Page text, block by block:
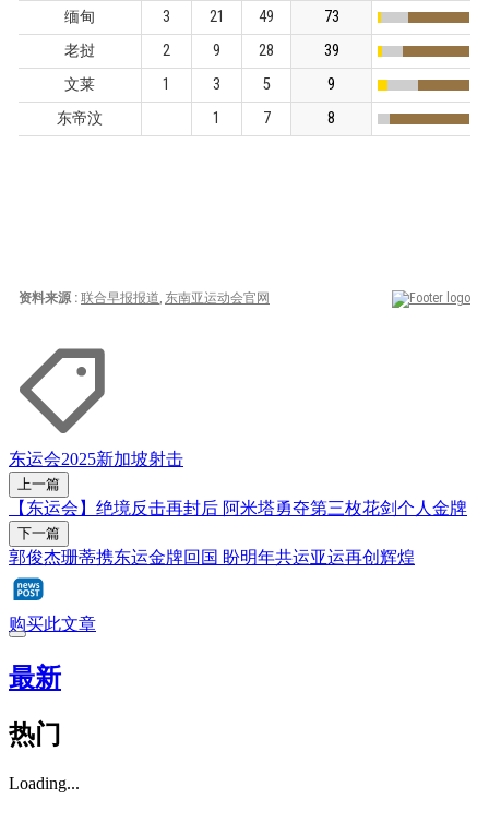
东运会2025新加坡射击
上一篇
【东运会】绝境反击再封后 阿米塔勇夺第三枚花剑个人金牌
下一篇
郭俊杰珊蒂携东运金牌回国 盼明年共运亚运再创辉煌
购买此文章
最新
热门
Loading...